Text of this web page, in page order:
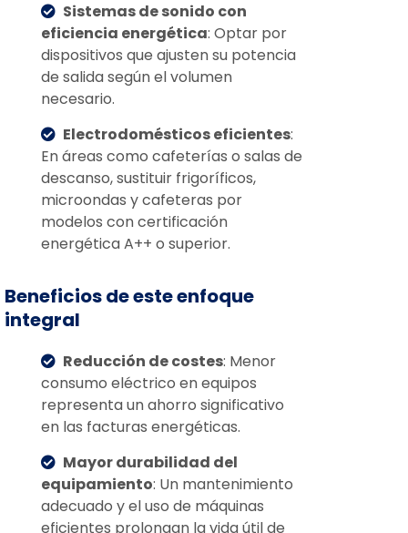
Sistemas de sonido con
eficiencia energética: Optar por
dispositivos que ajusten su potencia
de salida según el volumen
necesario.
Electrodomésticos eficientes:
En áreas como cafeterías o salas de
descanso, sustituir frigoríficos,
microondas y cafeteras por
modelos con certificación
energética A++ o superior.
Beneficios de este enfoque
integral
Reducción de costes: Menor
consumo eléctrico en equipos
representa un ahorro significativo
en las facturas energéticas.
Mayor durabilidad del
equipamiento: Un mantenimiento
adecuado y el uso de máquinas
eficientes prolongan la vida útil de